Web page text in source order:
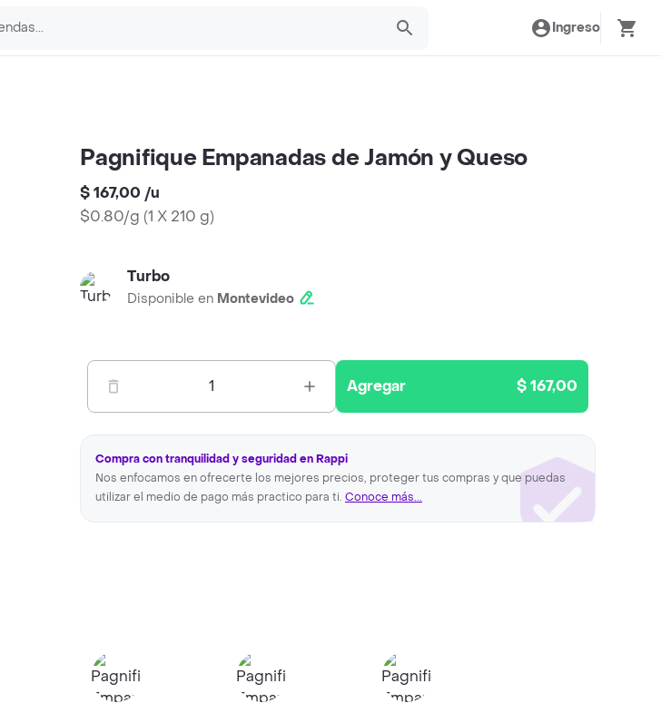
Ingreso
Pagnifique Empanadas de Jamón y Queso
$ 167,00 /u
$0.80/g (1 X 210 g)
Turbo
Disponible en Montevideo
1 Agregar $ 167,00
Compra con tranquilidad y seguridad en Rappi
Nos enfocamos en ofrecerte los mejores precios, proteger tus compras y que puedas
utilizar el medio de pago más practico para ti. Conoce más...